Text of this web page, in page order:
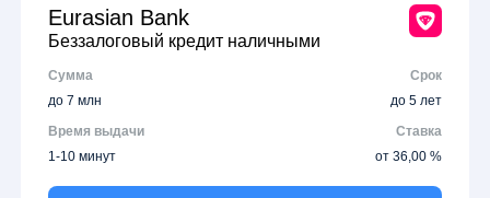
Eurasian Bank
Беззалоговый кредит наличными
Сумма
Срок
до 7 млн
до 5 лет
Время выдачи
Ставка
1-10 минут
от 36,00 %